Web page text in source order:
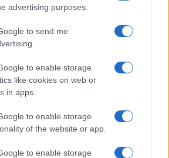
advertising purposes.
to send me
to enable storage
like cookies on web or
in apps.
to enable storage
of the website or app.
to enable storage
Japón y EE.UU. para frenar la caída